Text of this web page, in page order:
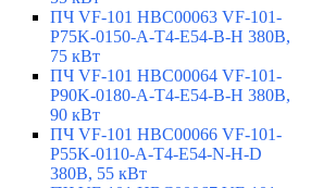
ПЧ VF-101 HBC00063 VF-101-
P75K-0150-A-T4-E54-B-H 380В,
75 кВт
ПЧ VF-101 HBC00064 VF-101-
P90K-0180-A-T4-E54-B-H 380В,
90 кВт
ПЧ VF-101 HBC00066 VF-101-
P55K-0110-A-T4-E54-N-H-D
380В, 55 кВт